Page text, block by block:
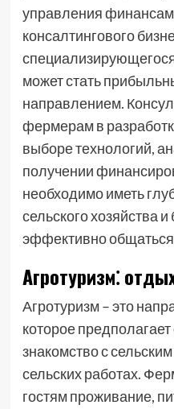
управления
консалтингового
может стать
направлением.
фермерам в
выборе технологий,
получении
необходимо иметь
сельского хозяйства
эффективно общаться
Агротуризм⁚
Агротуризм – это
которое
знакомство с
сельских работах.
гостям проживание,